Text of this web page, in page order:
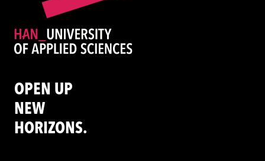
OPEN UP
NEW
HORIZONS.